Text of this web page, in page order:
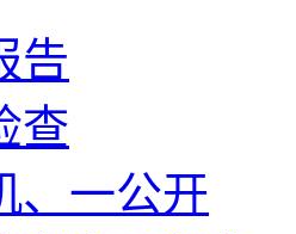
告
查
、一公开